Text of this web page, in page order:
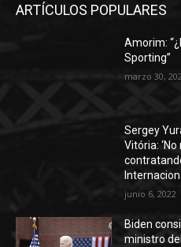
ARTÍCULOS POPULARES
Amorim:
Sporting”
marzo 30,
Sergey
Vitória:
junio 6, 2022
Biden
ministro